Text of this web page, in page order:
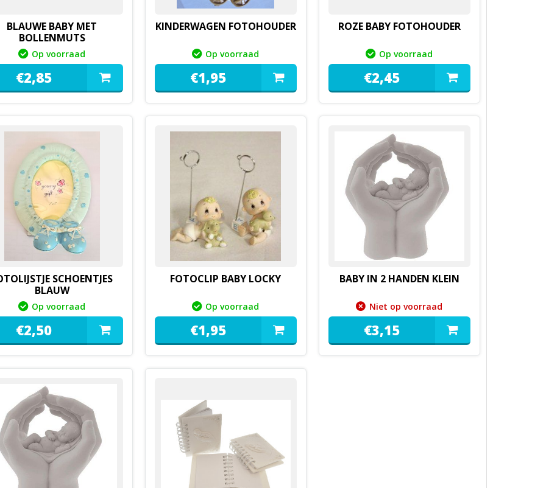
BLAUWE BABY MET
BOLLENMUTS
Op voorraad
€2,85
KINDERWAGEN FOTOHOUDER
Op voorraad
€1,95
ROZE BABY FOTOHOUDER
Op voorraad
€2,45
SCHOENTJES
BLAUW
Op voorraad
€2,50
FOTOCLIP BABY LOCKY
Op voorraad
€1,95
BABY IN 2 HANDEN KLEIN
Niet op voorraad
€3,15